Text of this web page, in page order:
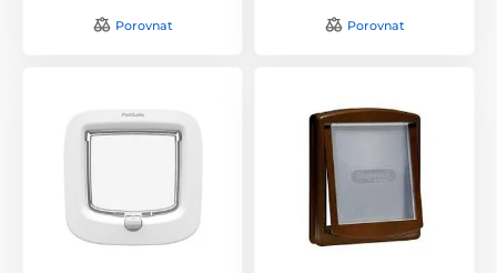
Porovnat Porovnat